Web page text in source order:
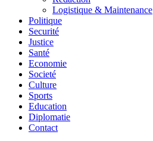
Logistique & Maintenance
Politique
Securité
Justice
Santé
Economie
Societé
Culture
Sports
Education
Diplomatie
Contact